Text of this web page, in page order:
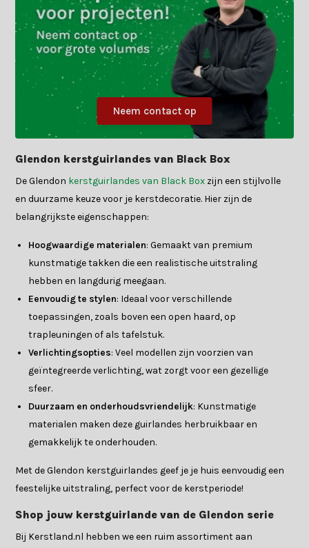
Neem contact op
Glendon kerstguirlandes van Black Box
De Glendon kerstguirlandes van Black Box zijn een stijlvolle
en duurzame keuze voor je kerstdecoratie. Hier zijn de
belangrijkste eigenschappen:
Hoogwaardige materialen: Gemaakt van premium
kunstmatige takken die een realistische uitstraling
hebben en langdurig meegaan.
Eenvoudig te stylen: Ideaal voor verschillende
toepassingen, zoals boven een open haard, op
trapleuningen of als tafelstuk.
Verlichtingsopties: Veel modellen zijn voorzien van
geïntegreerde verlichting, wat zorgt voor een gezellige
sfeer.
Duurzaam en onderhoudsvriendelijk: Kunstmatige
materialen maken deze guirlandes herbruikbaar en
gemakkelijk te onderhouden.
Met de Glendon kerstguirlandes geef je je huis eenvoudig een
feestelijke uitstraling, perfect voor de kerstperiode!
Shop jouw kerstguirlande van de Glendon serie
Bij Kerstland.nl hebben we een ruim assortiment aan